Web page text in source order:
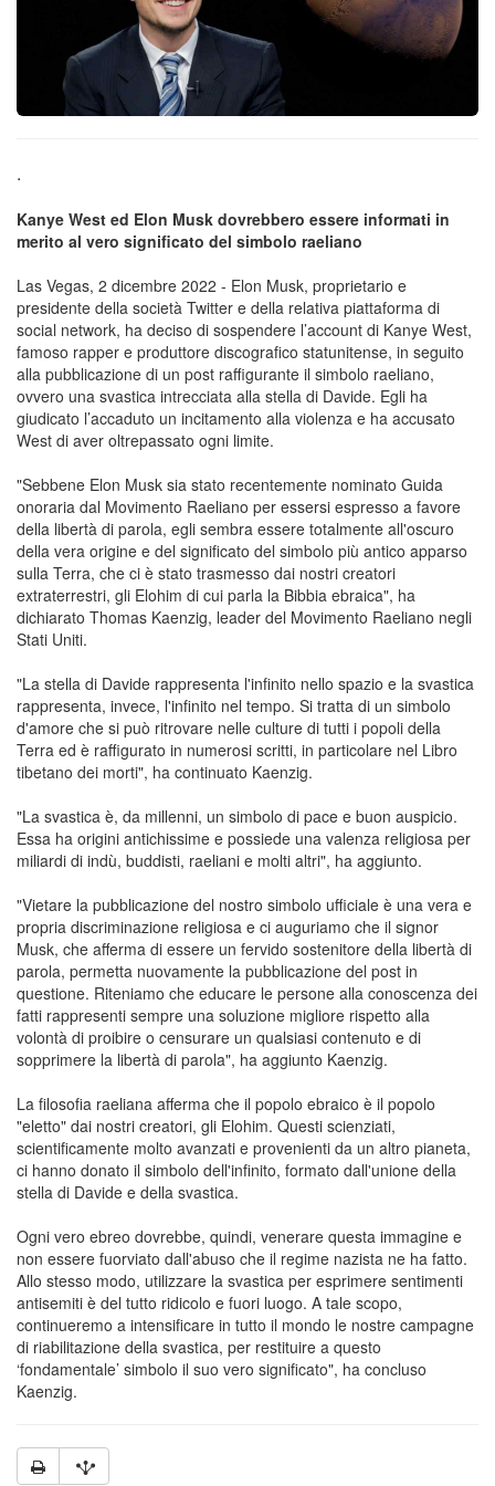
.
Kanye West ed Elon Musk dovrebbero essere informati in
merito al vero significato del simbolo raeliano
Las Vegas, 2 dicembre 2022 - Elon Musk, proprietario e
presidente della società Twitter e della relativa piattaforma di
social network, ha deciso di sospendere l’account di Kanye West,
famoso rapper e produttore discografico statunitense, in seguito
alla pubblicazione di un post raffigurante il simbolo raeliano,
ovvero una svastica intrecciata alla stella di Davide. Egli ha
giudicato l’accaduto un incitamento alla violenza e ha accusato
West di aver oltrepassato ogni limite.
"Sebbene Elon Musk sia stato recentemente nominato Guida
onoraria dal Movimento Raeliano per essersi espresso a favore
della libertà di parola, egli sembra essere totalmente all'oscuro
della vera origine e del significato del simbolo più antico apparso
sulla Terra, che ci è stato trasmesso dai nostri creatori
extraterrestri, gli Elohim di cui parla la Bibbia ebraica", ha
dichiarato Thomas Kaenzig, leader del Movimento Raeliano negli
Stati Uniti.
"La stella di Davide rappresenta l'infinito nello spazio e la svastica
rappresenta, invece, l'infinito nel tempo. Si tratta di un simbolo
d'amore che si può ritrovare nelle culture di tutti i popoli della
Terra ed è raffigurato in numerosi scritti, in particolare nel Libro
tibetano dei morti", ha continuato Kaenzig.
"La svastica è, da millenni, un simbolo di pace e buon auspicio.
Essa ha origini antichissime e possiede una valenza religiosa per
miliardi di indù, buddisti, raeliani e molti altri", ha aggiunto.
"Vietare la pubblicazione del nostro simbolo ufficiale è una vera e
propria discriminazione religiosa e ci auguriamo che il signor
Musk, che afferma di essere un fervido sostenitore della libertà di
parola, permetta nuovamente la pubblicazione del post in
questione. Riteniamo che educare le persone alla conoscenza dei
fatti rappresenti sempre una soluzione migliore rispetto alla
volontà di proibire o censurare un qualsiasi contenuto e di
sopprimere la libertà di parola", ha aggiunto Kaenzig.
La filosofia raeliana afferma che il popolo ebraico è il popolo
"eletto" dai nostri creatori, gli Elohim. Questi scienziati,
scientificamente molto avanzati e provenienti da un altro pianeta,
ci hanno donato il simbolo dell'infinito, formato dall'unione della
stella di Davide e della svastica.
Ogni vero ebreo dovrebbe, quindi, venerare questa immagine e
non essere fuorviato dall'abuso che il regime nazista ne ha fatto.
Allo stesso modo, utilizzare la svastica per esprimere sentimenti
antisemiti è del tutto ridicolo e fuori luogo. A tale scopo,
continueremo a intensificare in tutto il mondo le nostre campagne
di riabilitazione della svastica, per restituire a questo
‘fondamentale’ simbolo il suo vero significato", ha concluso
Kaenzig.